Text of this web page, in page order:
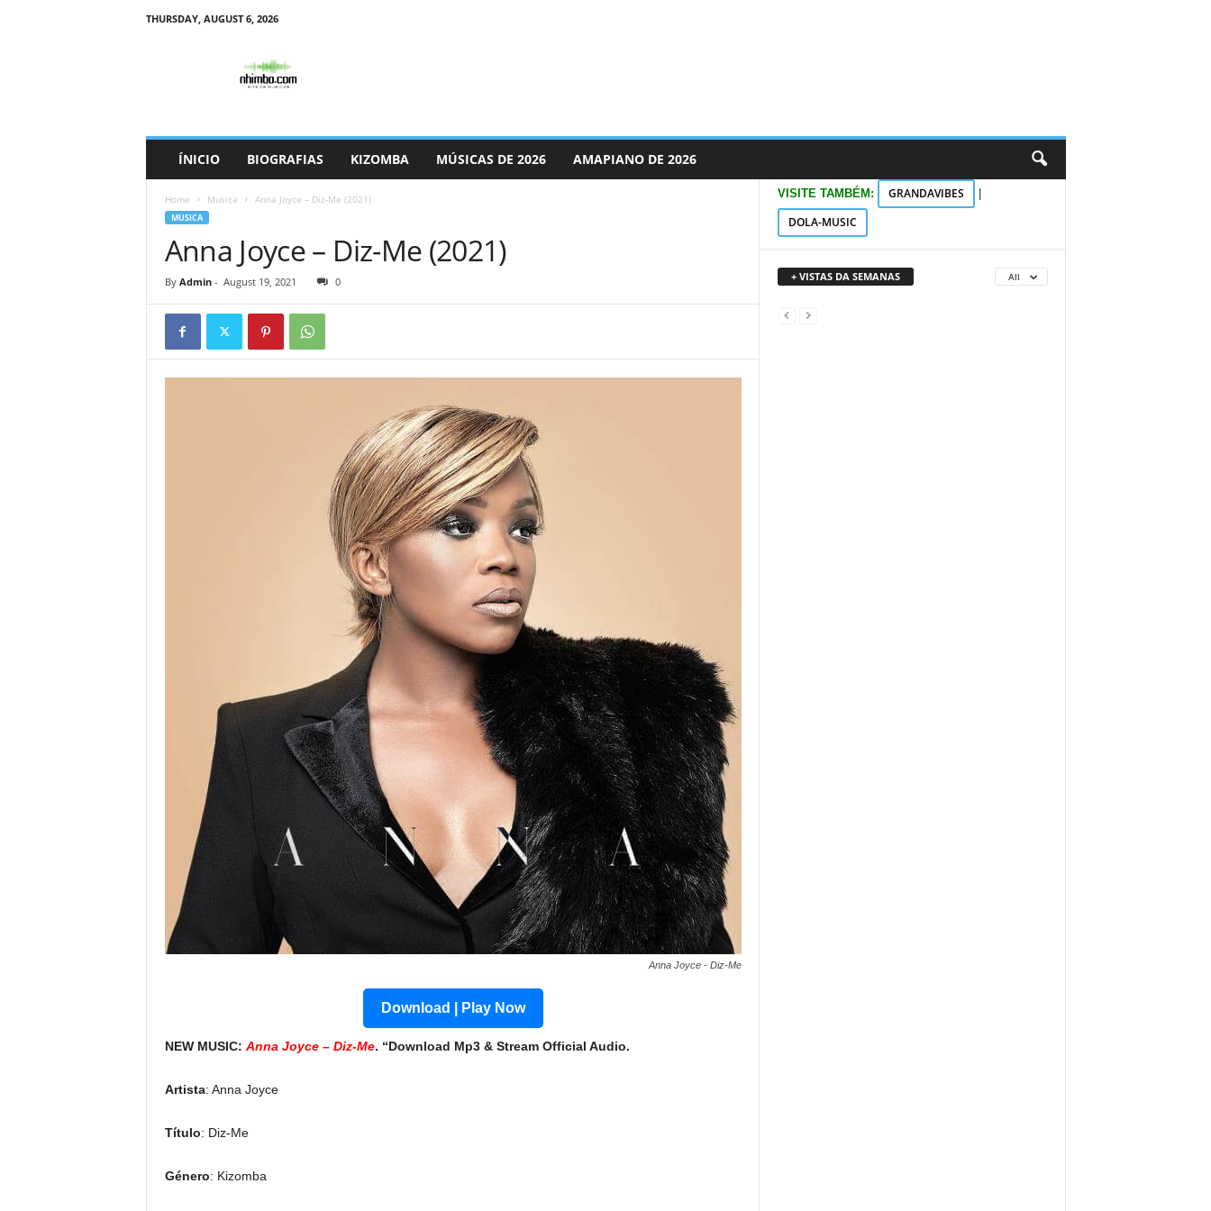
THURSDAY, AUGUST 6, 2026
ÍNICIO BIOGRAFIAS KIZOMBA MÚSICAS DE 2026 AMAPIANO DE 2026
Home Musica Anna Joyce – Diz-Me (2021)
MUSICA
Anna Joyce – Diz-Me (2021)
By Admin- August 19, 2021 0
Anna Joyce - Diz-Me
Download | Play Now
NEW MUSIC: Anna Joyce – Diz-Me. “Download Mp3 & Stream Official Audio.
Artista: Anna Joyce
Título: Diz-Me
Género: Kizomba
VISITE TAMBÉM: GRANDAVIBES
DOLA-MUSIC
+ VISTAS DA SEMANAS All